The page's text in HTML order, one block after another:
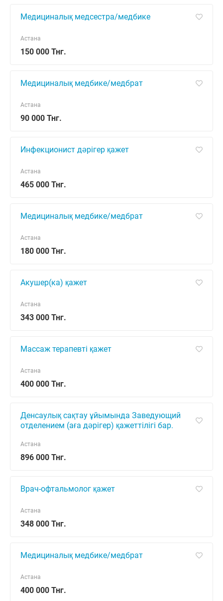
Медициналық медсестра/медбике
150 000 Тнг.
Астана
Медициналық медбике/медбрат
90 000 Тнг.
Астана
Инфекционист дәрігер қажет
465 000 Тнг.
Астана
Медициналық медбике/медбрат
180 000 Тнг.
Астана
Акушер(ка) қажет
343 000 Тнг.
Астана
Массаж терапевті қажет
400 000 Тнг.
Астана
Денсаулық сақтау ұйымында Заведующий
отделением (аға дәрігер) қажеттілігі бар.
896 000 Тнг.
Астана
Врач-офтальмолог қажет
348 000 Тнг.
Астана
Медициналық медбике/медбрат
400 000 Тнг.
Астана